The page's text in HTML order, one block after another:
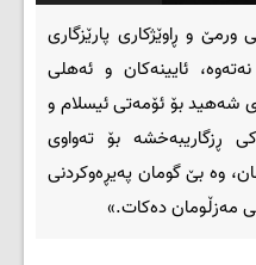
و ڕاوێژکاری پارێزگاری
نەتەوە، ئایینەکان و ئەهلی
شەهید بۆ ئۆمەتی ئیسلام و
ڕزگاریبەخشە بۆ تەواوی
وە بێ گومان پەیڕەوکردنی
مەزڵومان دەکات.»